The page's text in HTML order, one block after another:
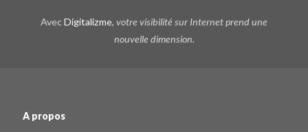
AvecDigitalizme, votre visibilité sur Internet prend une
nouvelle dimension.
A propos